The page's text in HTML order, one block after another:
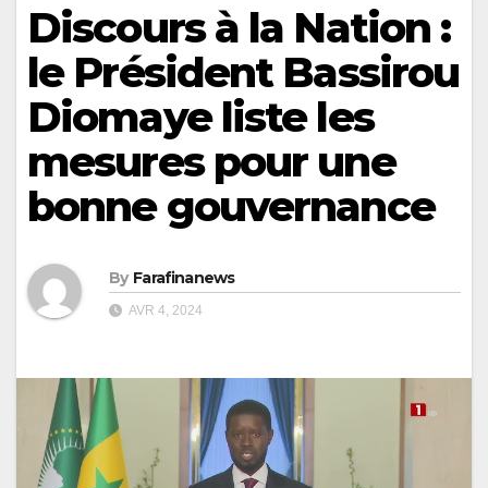
Discours à la Nation :
le Président Bassirou
Diomaye liste les
mesures pour une
bonne gouvernance
By Farafinanews
AVR 4, 2024